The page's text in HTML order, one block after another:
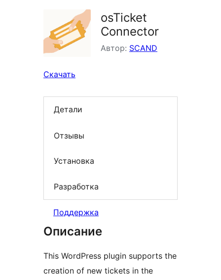
osTicket
Connector
Автор: SCAND
Скачать
Детали
Отзывы
Установка
Разработка
Поддержка
Описание
This WordPress plugin supports the
creation of new tickets in the